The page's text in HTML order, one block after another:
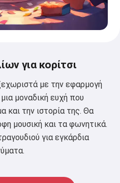
για κορίτσι
με την εφαρμογή
μοναδική ευχή που
και την ιστορία της. Θα
μουσική και τα φωνητικά.
για εγκάρδια